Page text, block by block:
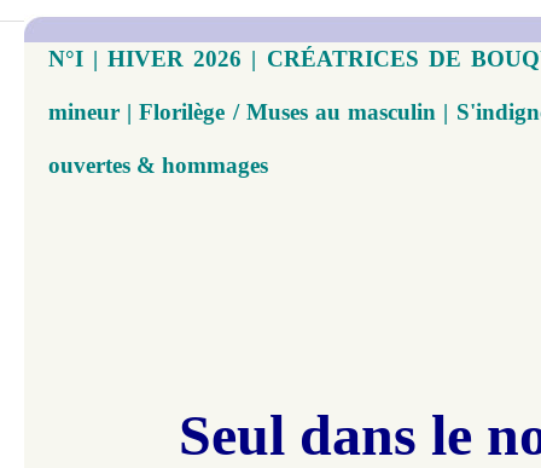
N°I | HIVER 2026 | CRÉATRICES DE
mineur | Florilège / Muses au masculin |
ouvertes & hommages
Seul dans le